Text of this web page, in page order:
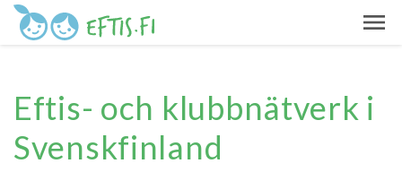
Eftis- och klubbnätverk i
Svenskfinland